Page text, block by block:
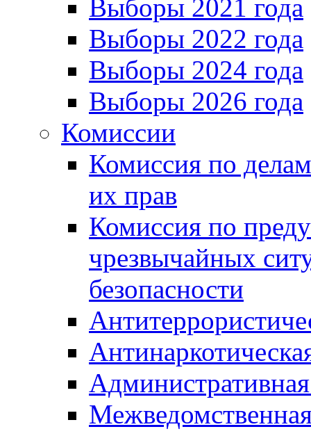
Выборы 2021 года
Выборы 2022 года
Выборы 2024 года
Выборы 2026 года
Комиссии
Комиссия по
их прав
Комиссия по
чрезвычайных
безопасности